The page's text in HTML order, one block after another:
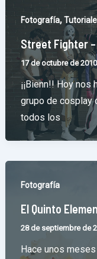
Fotografía,
Street Fighter
17 de octubre de
¡¡Bienn!! Hoy
grupo de cosplay
todos los
Fotografía
El Quinto
28 de septiembre de
Hace unos